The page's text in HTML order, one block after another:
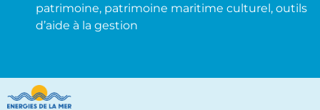
patrimoine, patrimoine maritime culturel, outils
d’aide à la gestion